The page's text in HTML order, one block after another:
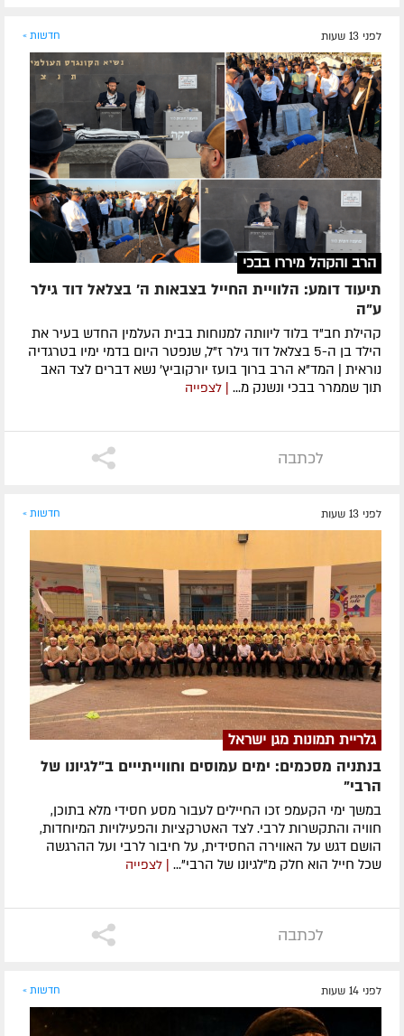
לפני 13 שעות חדשות »
הרב והקהל מיררו בבכי
תיעוד דומע: הלוויית החייל בצבאות ה' בצלאל דוד גילר
ע"ה
קהילת חב"ד בלוד ליוותה למנוחות בבית העלמין החדש בעיר את
הילד בן ה-5 בצלאל דוד גילר ז"ל, שנפטר היום בדמי ימיו בטרגדיה
נוראית | המד"א הרב ברוך בועז יורקוביץ' נשא דברים לצד האב
תוך שממרר בבכי ונשנק מ... | לצפייה
לכתבה
לפני 13 שעות חדשות »
גלריית תמונות מגן ישראל
בנתניה מסכמים: ימים עמוסים וחווייתייים ב"לגיונו של
הרבי"
במשך ימי הקעמפ זכו החיילים לעבור מסע חסידי מלא בתוכן,
חוויה והתקשרות לרבי. לצד האטרקציות והפעילויות המיוחדות,
הושם דגש על האווירה החסידית, על חיבור לרבי ועל ההרגשה
שכל חייל הוא חלק מ"לגיונו של הרבי"...
| לצפייה
לכתבה
לפני 14 שעות חדשות »